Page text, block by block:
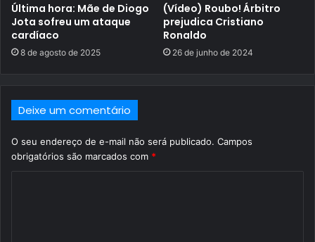
Última hora: Mãe de Diogo
Jota sofreu um ataque
cardíaco
8 de agosto de 2025
(Vídeo) Roubo! Árbitro
prejudica Cristiano
Ronaldo
26 de junho de 2024
Deixe um comentário
O seu endereço de e-mail não será publicado. Campos
obrigatórios são marcados com *